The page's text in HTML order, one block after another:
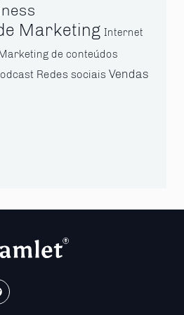
Marketing Internet
de conteúdos
Redes sociais Vendas